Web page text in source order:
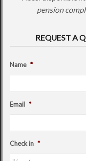
pension
REQUEST A
Name *
Email *
Check in *